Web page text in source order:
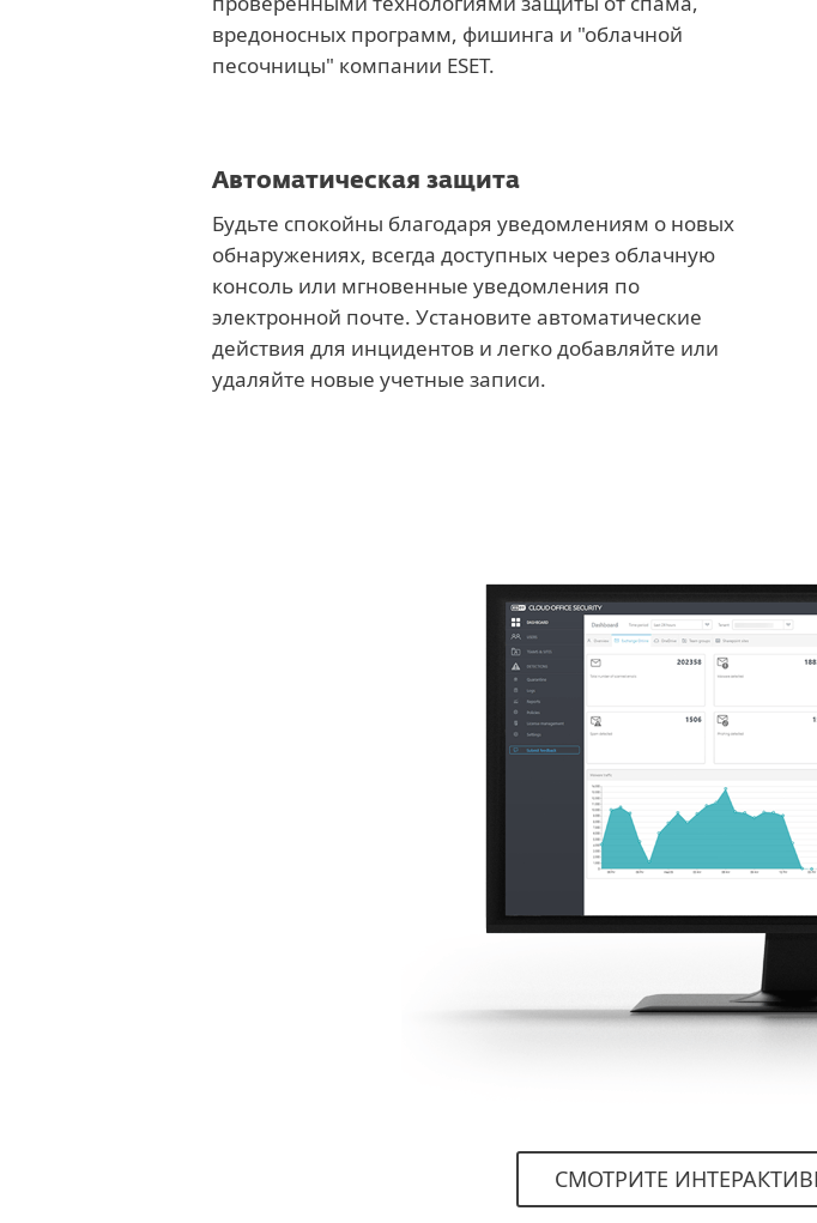
вредоносных программ, фишинга и "облачной
песочницы" компании ESET.
Автоматическая защита
Будьте спокойны благодаря уведомлениям о новых
обнаружениях, всегда доступных через облачную
консоль или мгновенные уведомления по
электронной почте. Установите автоматические
действия для инцидентов и легко добавляйте или
удаляйте новые учетные записи.
СМОТРИТЕ